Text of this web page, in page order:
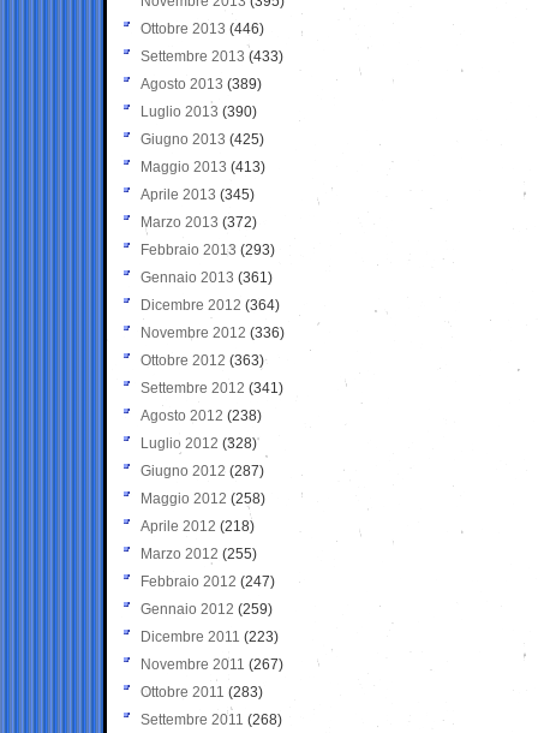
Ottobre 2013 (446)
Settembre 2013 (433)
Agosto 2013 (389)
Luglio 2013 (390)
Giugno 2013 (425)
Maggio 2013 (413)
Aprile 2013 (345)
Marzo 2013 (372)
Febbraio 2013 (293)
Gennaio 2013 (361)
Dicembre 2012 (364)
Novembre 2012 (336)
Ottobre 2012 (363)
Settembre 2012 (341)
Agosto 2012 (238)
Luglio 2012 (328)
Giugno 2012 (287)
Maggio 2012 (258)
Aprile 2012 (218)
Marzo 2012 (255)
Febbraio 2012 (247)
Gennaio 2012 (259)
Dicembre 2011 (223)
Novembre 2011 (267)
Ottobre 2011 (283)
Settembre 2011 (268)